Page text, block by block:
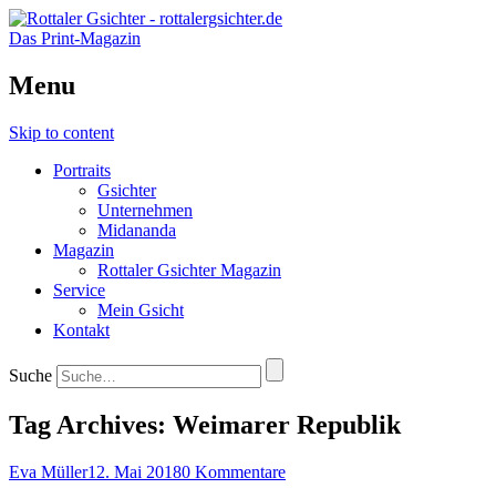
Das Print-Magazin
Menu
Skip to content
Portraits
Gsichter
Unternehmen
Midananda
Magazin
Rottaler Gsichter Magazin
Service
Mein Gsicht
Kontakt
Suche
Tag Archives: Weimarer Republik
Eva Müller12. Mai 20180 Kommentare